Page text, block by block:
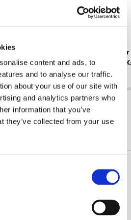
content and ads, to
and to analyse our traffic.
about your use of our site with
and analytics partners who
information that you’ve
they’ve collected from your use
Chinese
Porcelain,
€ 12,99
Haar
Toevoegen